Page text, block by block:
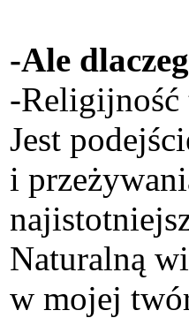
-Ale
-Religijność
Jest
i
Naturalną
w mojej